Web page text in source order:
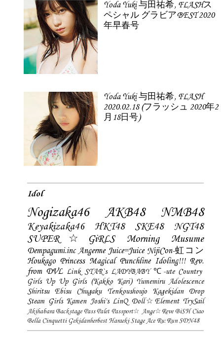
Yoda Yuki 与田祐希, FLASHス
ペシャル グラビアBEST 2020
年早春号
Yoda Yuki 与田祐希, FLASH
2020.02.18 (フラッシュ 2020年2
月18日号)
Idol
Nogizaka46 AKB48 NMB48
Keyakizaka46 HKT48 SKE48
NGT48
SUPER☆GiRLS
Morning Musume
Dempagumi.inc Angerme Juice=Juice NijiCon-虹コン
Houkago Princess Magical Punchline Idoling!!! Rev.
from DVL Link STAR`s LADYBABY ℃-ute Country
Girls Up Up Girls (Kakko Kari) Yumemiru Adolescence
Shiritsu Ebisu Chugaku
Tenkoushoujo Kagekidan
Drop
Steam Girls Kamen Joshi's LinQ Doll☆Element TrySail
Akihabara Backstage Pass Palet Passport☆ Ange☆Reve BiSH Ciao
Bella Cinquetti Gekidanherbest Haraeki Stage Ace Ru:Run SDN48